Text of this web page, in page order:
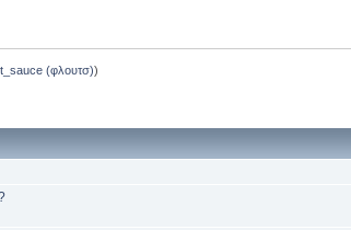
(φλουτσ))